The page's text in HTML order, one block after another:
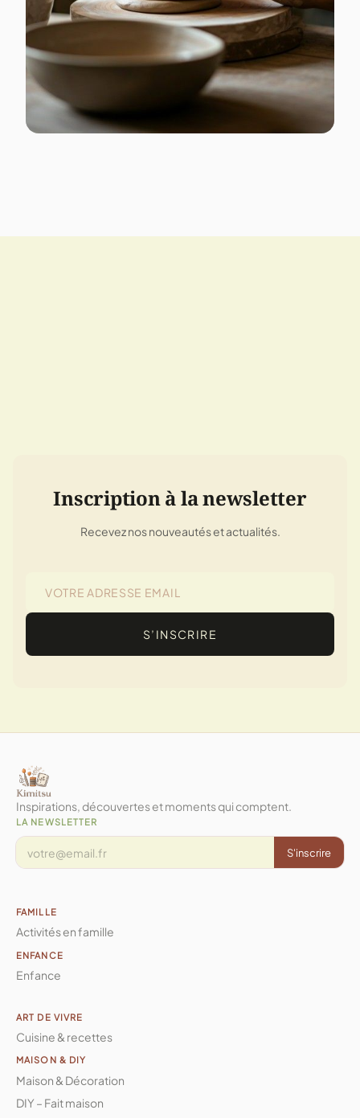
Inscription à la newsletter
Recevez nos nouveautés et actualités.
S’INSCRIRE
Inspirations, découvertes et moments qui comptent.
LA NEWSLETTER
S'inscrire
FAMILLE
Activités en famille
ENFANCE
Enfance
ART DE VIVRE
Cuisine & recettes
MAISON & DIY
Maison & Décoration
DIY – Fait maison